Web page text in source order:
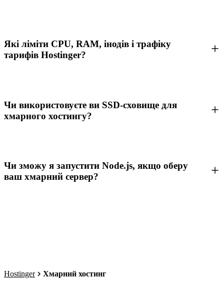
Які ліміти CPU, RAM, інодів і трафіку
тарифів Hostinger?
Чи використовуєте ви SSD-сховище для
хмарного хостингу?
Чи зможу я запустити Node.js, якщо оберу
ваш хмарний сервер?
Hostinger Хмарний хостинг